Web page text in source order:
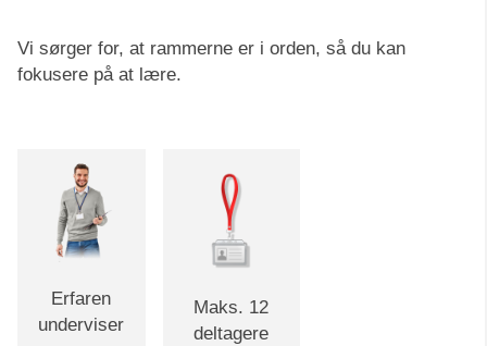
Vi sørger for, at rammerne er i orden, så du kan
fokusere på at lære.
Erfaren
underviser
Maks. 12
deltagere